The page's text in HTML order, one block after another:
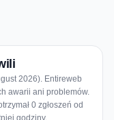
2026). Entireweb
awarii ani problemów.
0 zgłoszeń od
godziny.